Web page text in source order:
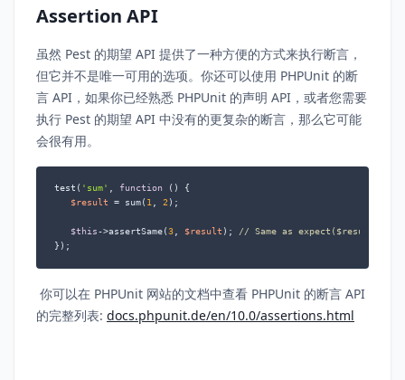
Assertion API
虽然 Pest 的期望 API 提供了一种方便的方式来执行断言，
但它并不是唯一可用的选项。你还可以使用 PHPUnit 的断
言 API，如果你已经熟悉 PHPUnit 的声明 API，或者您需要
执行 Pest 的期望 API 中没有的更复杂的断言，那么它可能
会很有用。
test( 'sum' , function ( )
{
$result = sum( 1, 2);
$this->assertSame(3, $result );
// Same as expect($result)-
});
你可以在 PHPUnit 网站的文档中查看 PHPUnit 的断言 API
的完整列表: docs.phpunit.de/en/10.0/assertions.html